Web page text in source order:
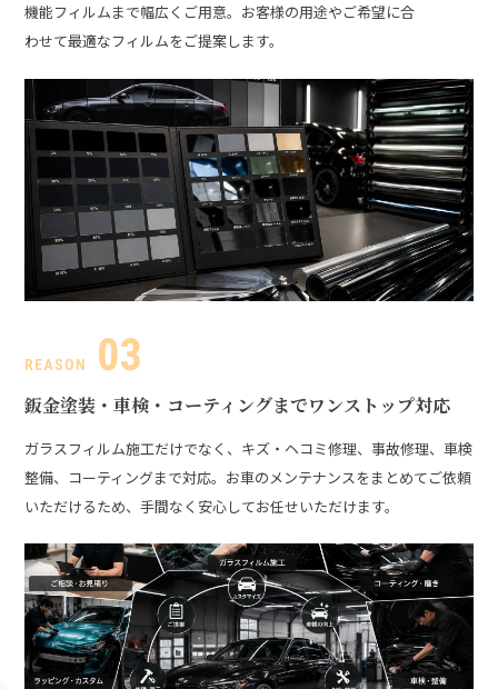
機能フィルムまで幅広くご用意。お客様の用途やご希望に合
わせて最適なフィルムをご提案します。
鈑金塗装・車検・コーティングまでワンストップ対応
ガラスフィルム施工だけでなく、キズ・ヘコミ修理、事故修理、車検
整備、コーティングまで対応。お車のメンテナンスをまとめてご依頼
いただけるため、手間なく安心してお任せいただけます。